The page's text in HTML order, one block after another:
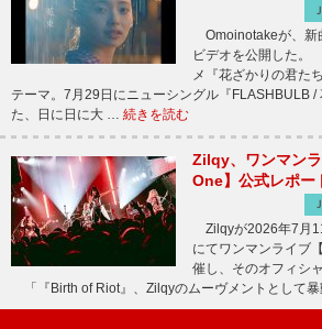
Omoinotakeが、新
ビデオを公開した
メ『花ざかりの君た
テーマ。7月29日にニューシングル『FLASHBULB
た、日に日に大 … 続きを読む
Zilqy、ワンマン
One】公式レポー
Zilqyが2026年7月
にてワンマンライブ
催し、そのオフィシ
「『Birth of Riot』、Zilqyのムーヴメントとして